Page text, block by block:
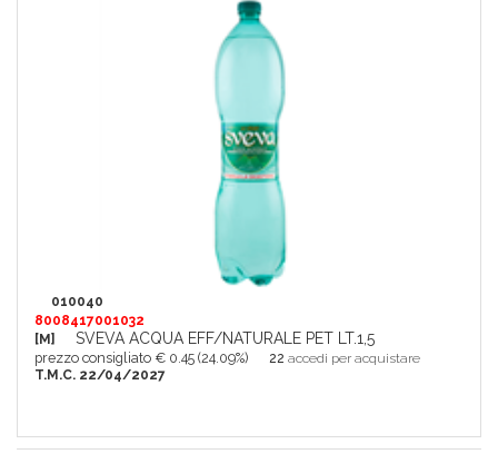
010040
8008417001032
[M]
SVEVA ACQUA EFF/NATURALE PET LT.1,5
prezzo consigliato € 0.45 (24.09%) 22 accedi per acquistare
T.M.C. 22/04/2027